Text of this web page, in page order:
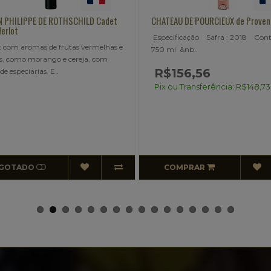
CHATEAU DE POURCIEUX de Provence
Especificação Safra : 2018 Conteúdo:
750 ml &nb..
R$156,56
COMPRAR
CLAUDE VAL Rouge
Cor rubi de média
violáceo muito luminoso.
R$100,00
COMPRAR